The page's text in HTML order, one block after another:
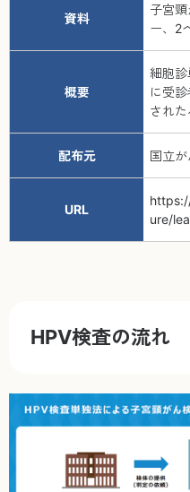
資料
子宮
ー、2
概要
細胞
に受
された
配布元 国立
URL
ure/
HPV検査の流れ